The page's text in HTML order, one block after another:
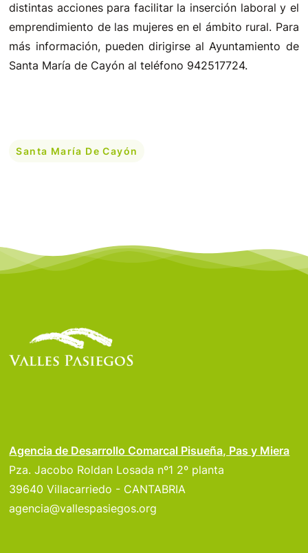
distintas acciones para facilitar la inserción laboral y el
emprendimiento de las mujeres en el ámbito rural. Para
más información, pueden dirigirse al Ayuntamiento de
Santa María de Cayón al teléfono 942517724.
Santa María De Cayón
Agencia de Desarrollo Comarcal Pisueña, Pas y Miera
Pza. Jacobo Roldan Losada nº1 2º planta
39640 Villacarriedo - CANTABRIA
agencia@vallespasiegos.org